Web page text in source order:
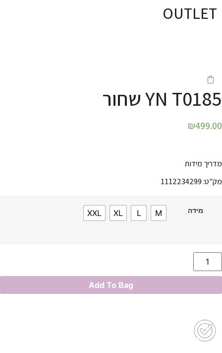
OUTLET
YN T0185 שחור
₪499.00
מדריך מידות
מק"ט: 1112234299
מידה M
L
XL
XXL
Add To Bag